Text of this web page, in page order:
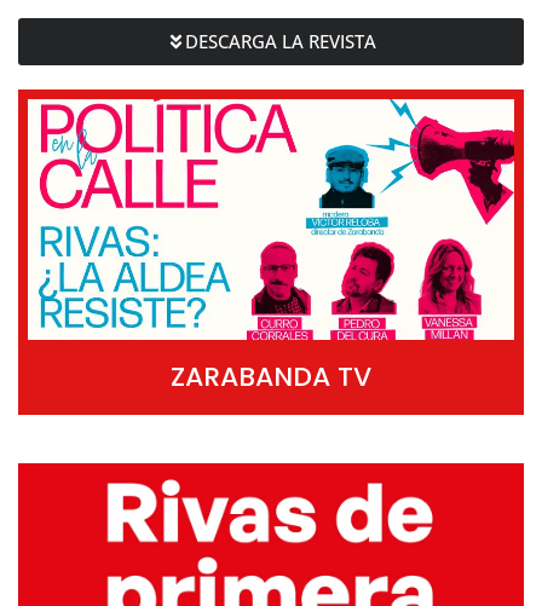
DESCARGA LA REVISTA
ZARABANDA TV